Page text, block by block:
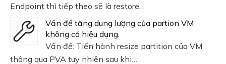
Endpoint thì tiếp theo sẽ là restore…
Vấn đề tăng dung lượng của partion VM
không có hiệu dụng.
Vấn đề: Tiến hành resize partition của VM
thông qua PVA tuy nhiên sau khi…